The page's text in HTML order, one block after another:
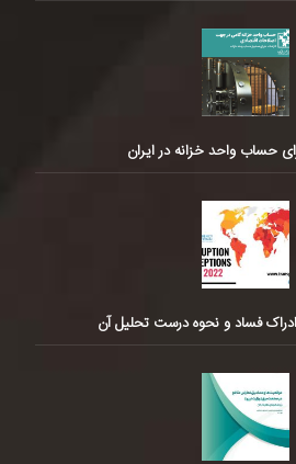
حساب واحد خزانه در ایران
فساد و نحوه درست تحلیل آن